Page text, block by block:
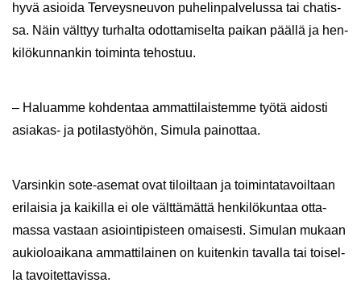
hyvä asioi­da Ter­veys­neu­von pu­he­lin­pal­ve­lus­sa tai cha­tis­
sa. Näin vält­tyy tur­hal­ta odot­ta­mi­sel­ta pai­kan pääl­lä ja hen­
ki­lö­kun­nan­kin toi­min­ta te­hos­tuu.
– Ha­luam­me koh­den­taa am­mat­ti­lais­tem­me työtä ai­dos­ti
asiakas-​ ja po­ti­las­työ­hön, Si­mu­la pai­not­taa.
Var­sin­kin sote-​asemat ovat ti­loil­taan ja toi­min­ta­ta­voil­taan
eri­lai­sia ja kai­kil­la ei ole vält­tä­mät­tä hen­ki­lö­kun­taa ot­ta­
mas­sa vas­taan asioin­ti­pis­teen omai­ses­ti. Si­mu­lan mu­kaan
au­kio­loai­ka­na am­mat­ti­lai­nen on kui­ten­kin ta­val­la tai toi­sel­
la ta­voi­tet­ta­vis­sa.